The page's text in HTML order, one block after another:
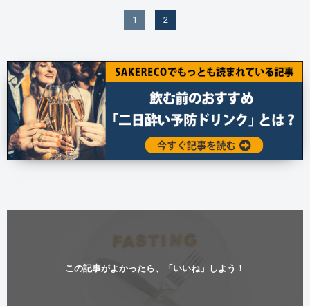
1 2
この記事がよかったら、「いいね」しよう！